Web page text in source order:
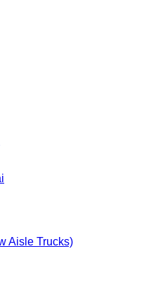
Aisle Trucks)